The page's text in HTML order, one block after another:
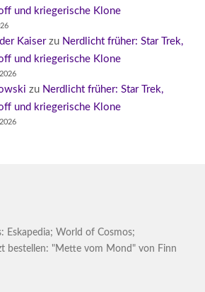
und kriegerische Klone
Kaiserzu Nerdlicht früher: Star Trek,
und kriegerische Klone
zu Nerdlicht früher: Star Trek,
und kriegerische Klone
Eskapedia; World of Cosmos;
bestellen: "Mette vom Mond" von Finn